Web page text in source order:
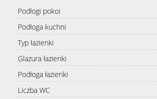
Podłogi pokoi
Podłoga kuchni
Typ łazienki
Glazura łazienki
Podłoga łazienki
Liczba WC